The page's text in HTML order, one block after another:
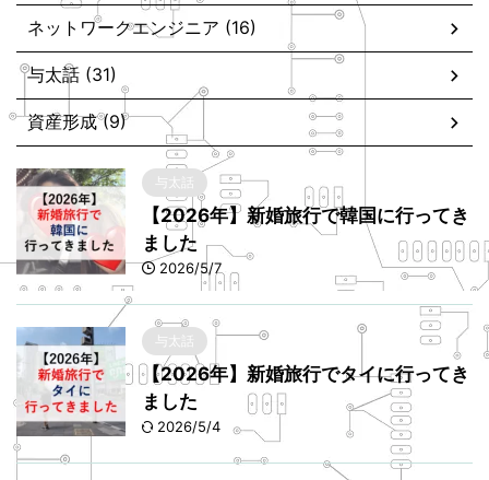
ネットワークエンジニア (16)
与太話 (31)
資産形成 (9)
与太話
【2026年】新婚旅行で韓国に行ってき
ました
2026/5/7
与太話
【2026年】新婚旅行でタイに行ってき
ました
2026/5/4